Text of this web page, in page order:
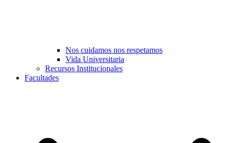
Nos cuidamos nos respetamos
Vida Universitaria
Recursos Institucionales
Facultades